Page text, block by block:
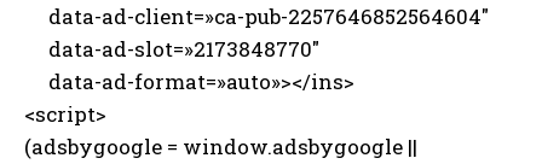
data-ad-client=»ca-pub-2257646852564604″
data-ad-slot=»2173848770″
data-ad-format=»auto»></ins>
<script>
(adsbygoogle = window.adsbygoogle ||